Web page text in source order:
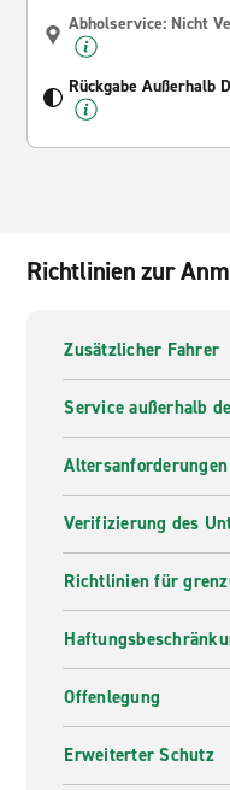
Abholservice: Nicht
Rückgabe Außerhalb
Richtlinien zur
Zusätzlicher Fahrer
Service außerhalb
Altersanforderungen
Verifizierung des
Richtlinien für
Offenlegung
Erweiterter Schutz